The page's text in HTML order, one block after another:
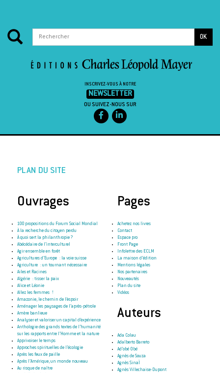
OK
INSCRIVEZ-VOUS À NOTRE
NEWSLETTER
OU SUIVEZ-NOUS SUR
PLAN DU SITE
Ouvrages
100 propositions du Forum Social Mondial
À la recherche du citoyen perdu
À quoi sert la philanthropie ?
Abécédaire de l’interculturel
Agir ensemble en forêt
Agricultures d’Europe : la voie suisse
Agriculture : un tournant nécessaire
Ailes et Racines
Algérie : tisser la paix
Alice et Léonie
Allez les femmes !
Amazonie, le chemin de l’espoir
Aménager les paysages de l’après-pétrole
Amère banlieue
Analyser et valoriser un capital d’expérience
Anthologie des grands textes de l’humanité
sur les rapports entre l’Homme et la nature
Apprivoiser le temps
Approches spirituelles de l’écologie
Après les feux de paille
Après l’Amérique, un monde nouveau
Au risque de naître
Pages
Achetez nos livres
Contact
Espace pro
Front Page
Infolettre des ECLM
La maison d’édition
Mentions légales
Nos partenaires
Nouveautés
Plan du site
Vidéos
Auteurs
Ada Colau
Adalberto Barreto
Ad’obé Obé
Agnès de Souza
Agnès SinaÏ
Agnès Villechaise-Dupont